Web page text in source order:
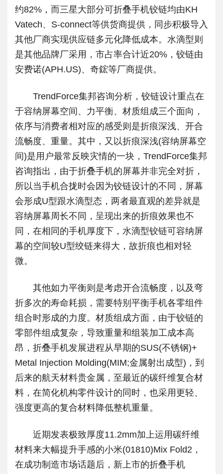
约82%，而三星大部分可折叠手机铰链均由KH
Vatech、S-connect等供货商提供，同步积极导入
其他厂商实现供应链多元化降低成本。水滴型则
是其他品牌厂采用，市占率合计近20%，铰链由
安费诺(APH.US)、奇鋐等厂商提供。
TrendForce集邦咨询分析，铰链设计重点在
于容纳屏幕空间、力平衡、材质组成三个面向，
依序与消费者相对应的感受则是折痕深浅、开合
流畅度、重量。其中，又以折痕深浅(容纳屏幕空
间)是用户最常反映灾情的一块，TrendForce集邦
咨询指出，由于折叠手机的屏幕并非完全对折，
所以当手机合拢时会因为铰链设计的不同，屏幕
会形成U型跟水滴型态，两者最直观的差异就是
容纳屏幕周长不同，呈现出来的折痕效果也不
同，在相同的手机厚度下，水滴型铰链可容纳屏
幕的空间较U型绞链来得大，故折痕也相对轻
微。
其他如力平衡则是考虑开合流畅度，以及弯
折多次的寿命耗损，需要特别平衡手机各零组件
组合时形成的力度。材质组成方面，由于铰链的
零部件组成复杂，导致重量和组装加工成本高
昂，折叠手机发展进程从早期的SUS(不锈钢)+
Metal Injection Molding(MIM;金属射出成型)，到
后来的航天材料贵金属，至最近的碳纤维复合材
料，在简化机构零件设计的同时，也采用更轻、
强度更高的复合材料降低整机重量。
近期发表极致厚度11.2mm加上运用碳纤维
材料来大幅提升手感的小米(01810)Mix Fold2，
在成功制造市场话题后，新上市的折叠手机